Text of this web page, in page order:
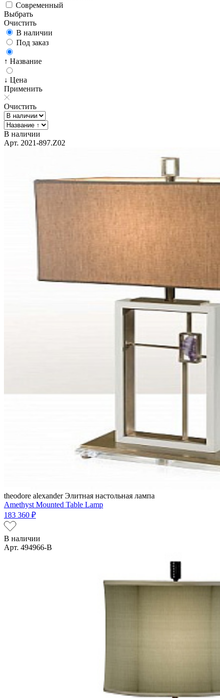
Современный
Выбрать
Очистить
В наличии
Под заказ
↑ Название
↓ Цена
Применить
Очистить
В наличии
Арт. 2021-897.Z02
theodore alexanderЭлитная настольная лампа
Amethyst Mounted Table Lamp
183 360 ₽
В наличии
Арт. 494966-B